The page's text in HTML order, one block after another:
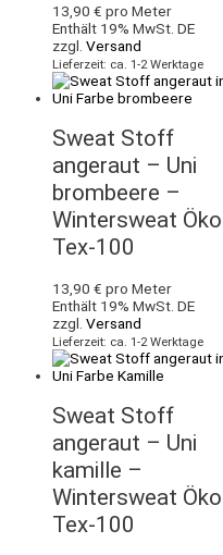
13,90 € pro Meter
Enthält 19% MwSt. DE
zzgl. Versand
Lieferzeit: ca. 1-2 Werktage
Sweat Stoff
angeraut – Uni
brombeere –
Wintersweat
Tex-100
13,90 € pro Meter
Enthält 19% MwSt. DE
zzgl. Versand
Lieferzeit: ca. 1-2 Werktage
Sweat Stoff
angeraut – Uni
kamille –
Wintersweat
Tex-100